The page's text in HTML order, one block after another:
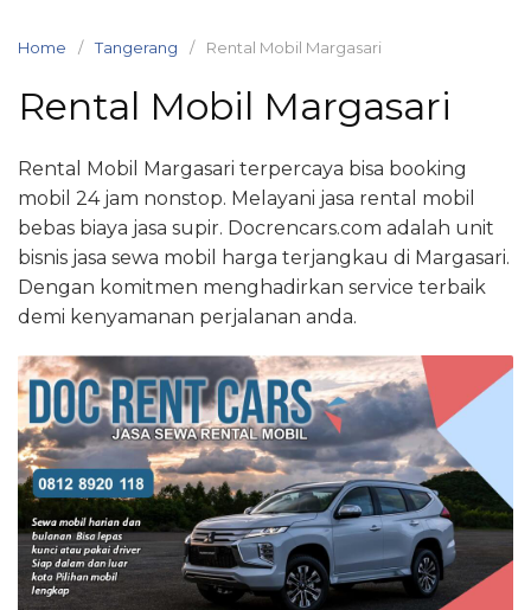
Home Tangerang Rental Mobil Margasari
Rental Mobil Margasari
Rental Mobil Margasari terpercaya bisa booking
mobil 24 jam nonstop. Melayani jasa rental mobil
bebas biaya jasa supir. Docrencars.com adalah unit
bisnis jasa sewa mobil harga terjangkau di Margasari.
Dengan komitmen menghadirkan service terbaik
demi kenyamanan perjalanan anda.